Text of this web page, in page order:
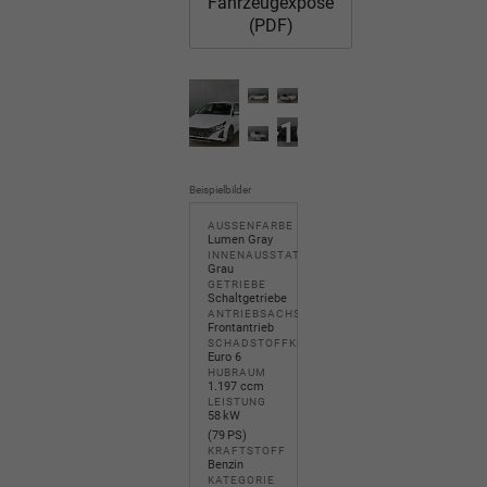
(PDF)
+10
Beispielbilder
AUSSENFARBE
Lumen Gray
INNENAUSSTATTUNG
Grau
GETRIEBE
Schaltgetriebe
ANTRIEBSACHSE
Frontantrieb
SCHADSTOFFKLASSE
Euro 6
HUBRAUM
1.197 ccm
LEISTUNG
58 kW
(79 PS)
KRAFTSTOFF
Benzin
KATEGORIE